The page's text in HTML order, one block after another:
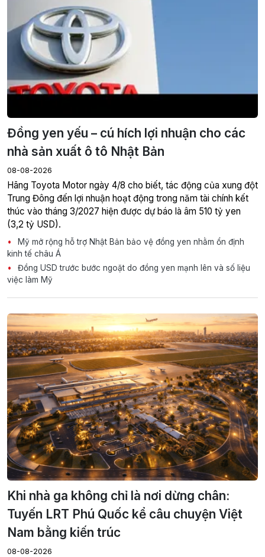
Đồng yen yếu – cú hích lợi nhuận cho các
nhà sản xuất ô tô Nhật Bản
08-08-2026
Hãng Toyota Motor ngày 4/8 cho biết, tác động của xung đột
Trung Đông đến lợi nhuận hoạt động trong năm tài chính kết
thúc vào tháng 3/2027 hiện được dự báo là âm 510 tỷ yen
(3,2 tỷ USD).
Mỹ mở rộng hỗ trợ Nhật Bản bảo vệ đồng yen nhằm ổn định
kinh tế châu Á
Đồng USD trước bước ngoặt do đồng yen mạnh lên và số liệu
việc làm Mỹ
Khi nhà ga không chỉ là nơi dừng chân:
Tuyến LRT Phú Quốc kể câu chuyện Việt
Nam bằng kiến trúc
08-08-2026